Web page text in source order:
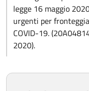
legge 16 maggio
urgenti per
COVID-19.
2020).